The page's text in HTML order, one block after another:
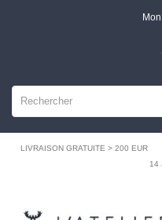
LIVRAISON GRATUITE > 200 EUR
14